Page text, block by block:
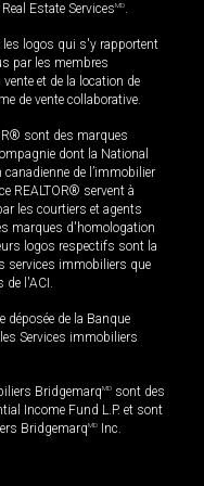
Estate ServicesMD.
logos qui s'y rapportent
par les membres
et de la location de
de vente collaborative.
sont des marques
dont la National
de l’immobilier
REALTOR® servent à
les courtiers et agents
marques d'homologation
logos respectifs sont la
services immobiliers que
de l'ACI.
déposée de la Banque
Services immobiliers
BridgemarqMD sont des
Income Fund L.P. et sont
BridgemarqMD Inc.